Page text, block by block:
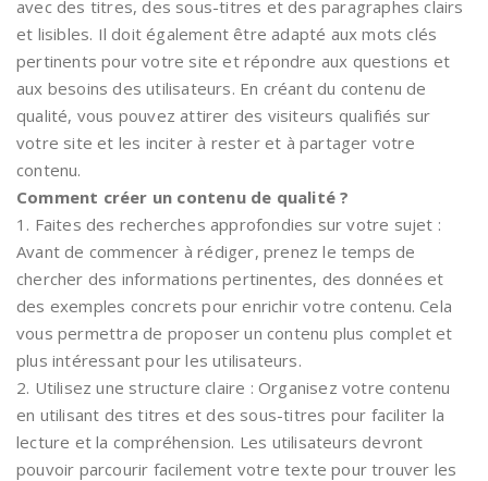
avec des titres, des sous-titres et des paragraphes clairs
et lisibles. Il doit également être adapté aux mots clés
pertinents pour votre site et répondre aux questions et
aux besoins des utilisateurs. En créant du contenu de
qualité, vous pouvez attirer des visiteurs qualifiés sur
votre site et les inciter à rester et à partager votre
contenu.
Comment créer un contenu de qualité ?
1. Faites des recherches approfondies sur votre sujet :
Avant de commencer à rédiger, prenez le temps de
chercher des informations pertinentes, des données et
des exemples concrets pour enrichir votre contenu. Cela
vous permettra de proposer un contenu plus complet et
plus intéressant pour les utilisateurs.
2. Utilisez une structure claire : Organisez votre contenu
en utilisant des titres et des sous-titres pour faciliter la
lecture et la compréhension. Les utilisateurs devront
pouvoir parcourir facilement votre texte pour trouver les